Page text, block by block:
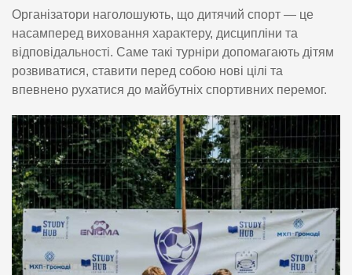
Організатори наголошують, що дитячий спорт — це
насамперед виховання характеру, дисципліни та
відповідальності. Саме такі турніри допомагають дітям
розвиватися, ставити перед собою нові цілі та
впевнено рухатися до майбутніх спортивних перемог.